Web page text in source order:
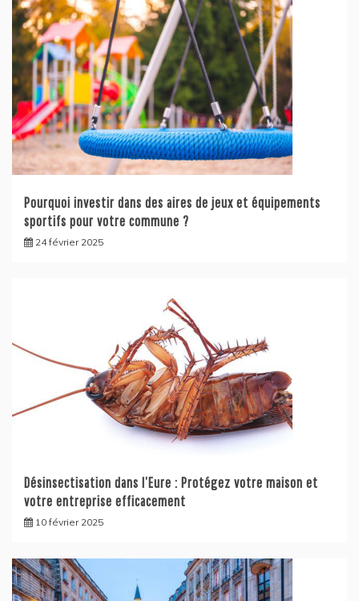
Pourquoi investir dans des aires de jeux et équipements
sportifs pour votre commune ?
24 février 2025
Désinsectisation dans l’Eure : Protégez votre maison et
votre entreprise efficacement
10 février 2025